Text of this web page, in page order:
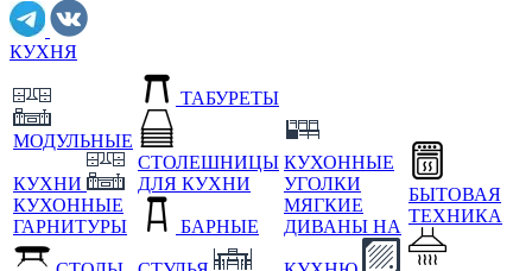
КУХНЯ
МОДУЛЬНЫЕ
КУХНИ
КУХОННЫЕ
ГАРНИТУРЫ
ТАБУРЕТЫ
СТОЛЕШНИЦЫ
ДЛЯ КУХНИ
БАРНЫЕ
КУХОННЫЕ
УГОЛКИ
МЯГКИЕ
ДИВАНЫ НА
БЫТОВАЯ
ТЕХНИКА